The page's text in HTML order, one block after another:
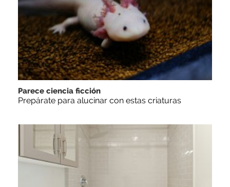
Parece ciencia ficción
Prepárate para alucinar con estas criaturas